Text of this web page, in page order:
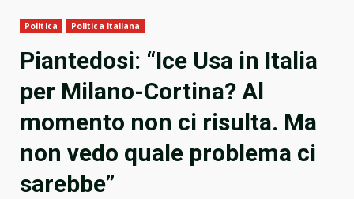
Politica Politica Italiana
Piantedosi: “Ice Usa in Italia
per Milano-Cortina? Al
momento non ci risulta. Ma
non vedo quale problema ci
sarebbe”